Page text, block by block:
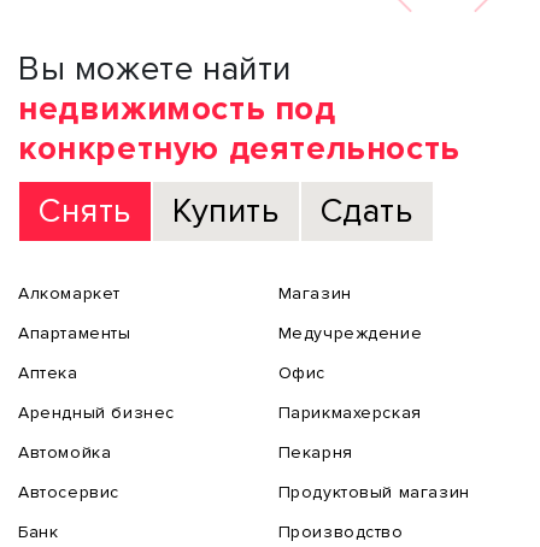
Вы можете найти
недвижимость под
конкретную деятельность
Снять
Купить Сдать
Алкомаркет
Апартаменты
Аптека
Арендный бизнес
Автомойка
Автосервис
Банк
Магазин
Медучреждение
Офис
Парикмахерская
Пекарня
Продуктовый магазин
Производство